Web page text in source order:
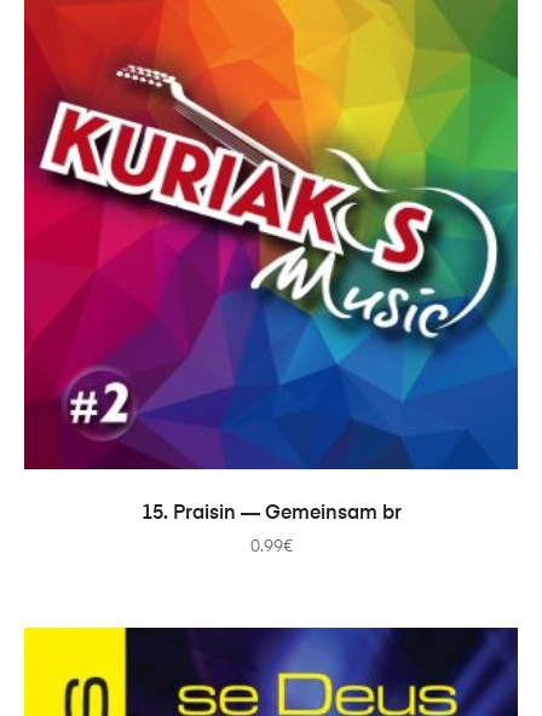
В КОРЗИНУ
15. Praisin — Gemeinsam br
0.99€